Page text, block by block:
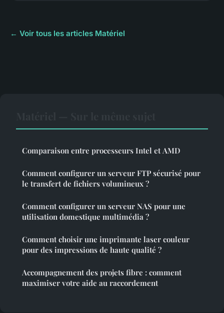
← Voir tous les articles Matériel
Comparaison entre processeurs Intel et AMD
Comment configurer un serveur FTP sécurisé pour
le transfert de fichiers volumineux ?
Comment configurer un serveur NAS pour une
utilisation domestique multimédia ?
Comment choisir une imprimante laser couleur
pour des impressions de haute qualité ?
Accompagnement des projets fibre : comment
maximiser votre aide au raccordement